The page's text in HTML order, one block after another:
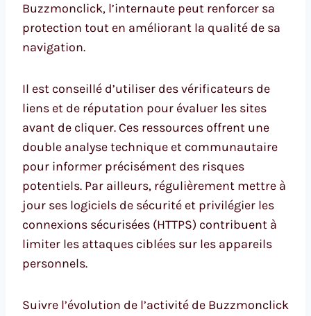
Buzzmonclick, l’internaute peut renforcer sa
protection tout en améliorant la qualité de sa
navigation.
Il est conseillé d’utiliser des vérificateurs de
liens et de réputation pour évaluer les sites
avant de cliquer. Ces ressources offrent une
double analyse technique et communautaire
pour informer précisément des risques
potentiels. Par ailleurs, régulièrement mettre à
jour ses logiciels de sécurité et privilégier les
connexions sécurisées (HTTPS) contribuent à
limiter les attaques ciblées sur les appareils
personnels.
Suivre l’évolution de l’activité de Buzzmonclick